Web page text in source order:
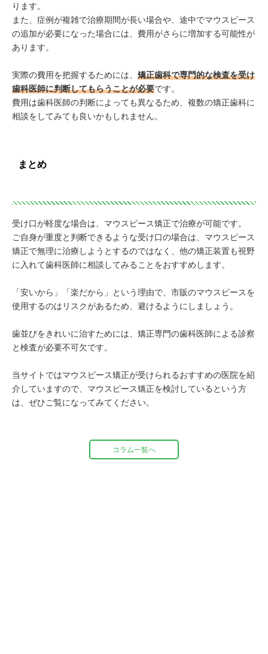
ります。
また、症例が複雑で治療期間が長い場合や、途中でマウスピース
の追加が必要になった場合には、費用がさらに増加する可能性が
あります。
実際の費用を把握するためには、 矯正歯科で専門的な検査を受け
歯科医師に判断してもらうことが必要です。
費用は歯科医師の判断によっても異なるため、複数の矯正歯科に
相談をしてみても良いかもしれません。
まとめ
受け口が軽度な場合は、マウスピース矯正で治療が可能です。
ご自身が重度と判断できるような受け口の場合は、マウスピース
矯正で無理に治療しようとするのではなく、他の矯正装置も視野
に入れて歯科医師に相談してみることをおすすめします。
「安いから」「楽だから」という理由で、市販のマウスピースを
使用するのはリスクがあるため、避けるようにしましょう。
歯並びをきれいに治すためには、矯正専門の歯科医師による診察
と検査が必要不可欠です。
当サイトではマウスピース矯正が受けられるおすすめの医院を紹
介していますので、マウスピース矯正を検討しているという方
は、ぜひご覧になってみてください。
コラム一覧へ